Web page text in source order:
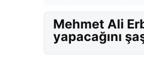
Mehmet Ali
yapacağını